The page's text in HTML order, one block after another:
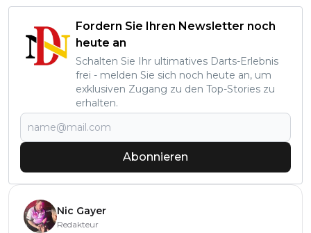
Fordern Sie Ihren Newsletter noch
heute an
Schalten Sie Ihr ultimatives Darts-Erlebnis
frei - melden Sie sich noch heute an, um
exklusiven Zugang zu den Top-Stories zu
erhalten.
Abonnieren
Nic Gayer
Redakteur